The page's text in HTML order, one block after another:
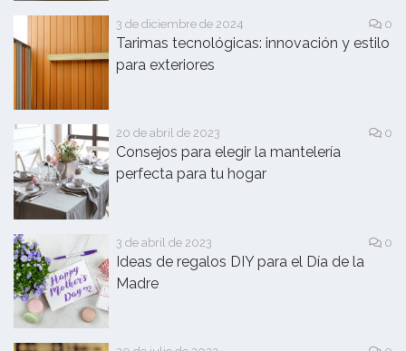
3 de diciembre de 2024 0
Tarimas tecnológicas: innovación y estilo
para exteriores
20 de abril de 2023 0
Consejos para elegir la mantelería
perfecta para tu hogar
3 de abril de 2023 0
Ideas de regalos DIY para el Día de la
Madre